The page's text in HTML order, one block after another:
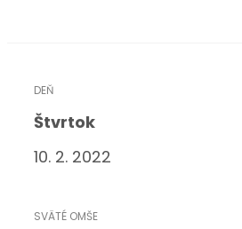
Štvrtok
10. 2. 2022